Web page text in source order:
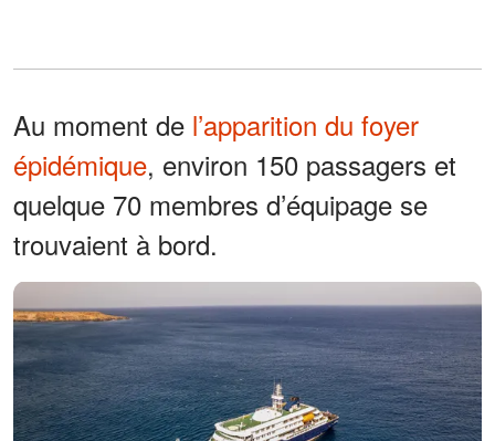
Au moment de l’apparition du foyer
épidémique, environ 150 passagers et
quelque 70 membres d’équipage se
trouvaient à bord.